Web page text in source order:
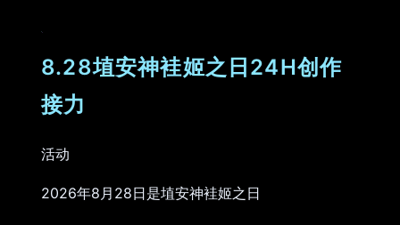
8.28埴安神袿姬之日24H创作
接力
活动
2026年8月28日是埴安神袿姬之日